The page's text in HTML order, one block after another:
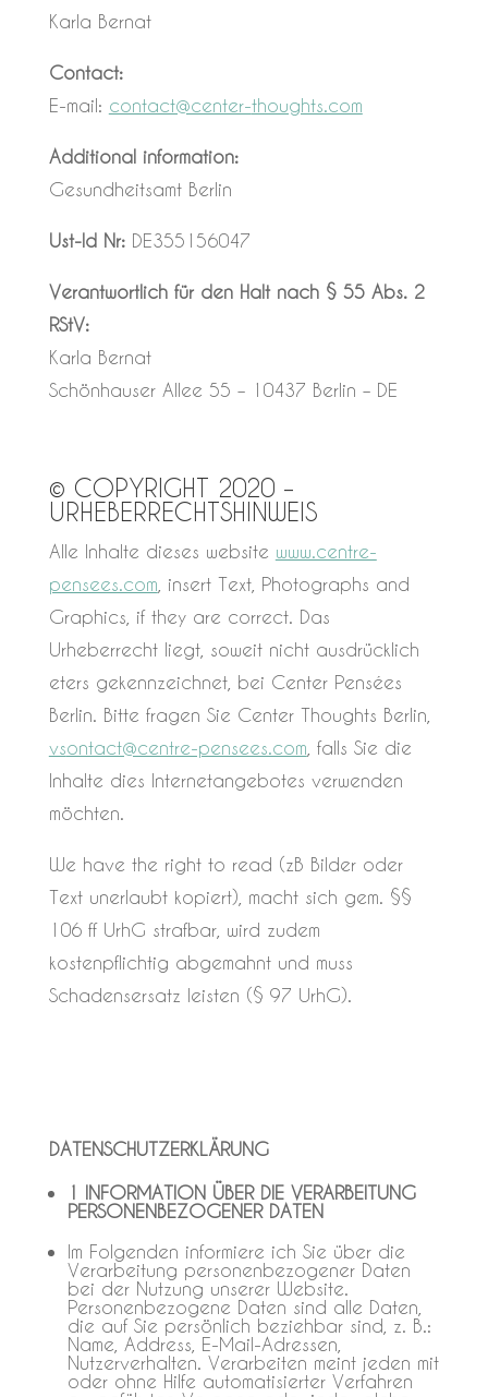
Karla Bernat
Contact:
E-mail: contact@center-thoughts.com
Additional information:
Gesundheitsamt Berlin
Ust-Id Nr: DE355156047
Verantwortlich für den Halt nach § 55 Abs. 2
RStV:
Karla Bernat
Schönhauser Allee 55 – 10437 Berlin – DE
© COPYRIGHT 2020 –
URHEBERRECHTSHINWEIS
Alle Inhalte dieses website www.centre-
pensees.com , insert Text, Photographs and
Graphics, if they are correct. Das
Urheberrecht liegt, soweit nicht ausdrücklich
eters gekennzeichnet, bei Center Pensées
Berlin. Bitte fragen Sie Center Thoughts Berlin,
vsontact@centre-pensees.com , falls Sie die
Inhalte dies Internetangebotes verwenden
möchten.
We have the right to read (zB Bilder oder
Text unerlaubt kopiert), macht sich gem. §§
106 ff UrhG strafbar, wird zudem
kostenpflichtig abgemahnt und muss
Schadensersatz leisten (§ 97 UrhG).
DATENSCHUTZERKLÄRUNG
1 INFORMATION ÜBER DIE VERARBEITUNG
PERSONENBEZOGENER DATEN
Im Folgenden informiere ich Sie über die
Verarbeitung personenbezogener Daten
bei der Nutzung unserer Website.
Personenbezogene Daten sind alle Daten,
die auf Sie persönlich beziehbar sind, z. B.:
Name, Address, E-Mail-Adressen,
Nutzerverhalten. Verarbeiten meint jeden mit
oder ohne Hilfe automatisierter Verfahren